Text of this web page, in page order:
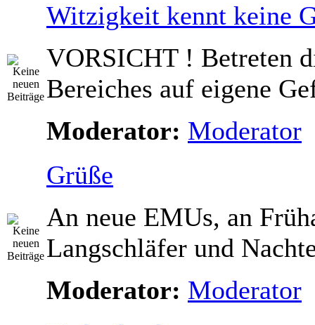
Witzigkeit kennt keine
VORSICHT ! Betreten
Bereiches auf eigene
Moderator: Moderator
Grüße
An neue EMUs, an
Langschläfer und
Moderator: Moderator